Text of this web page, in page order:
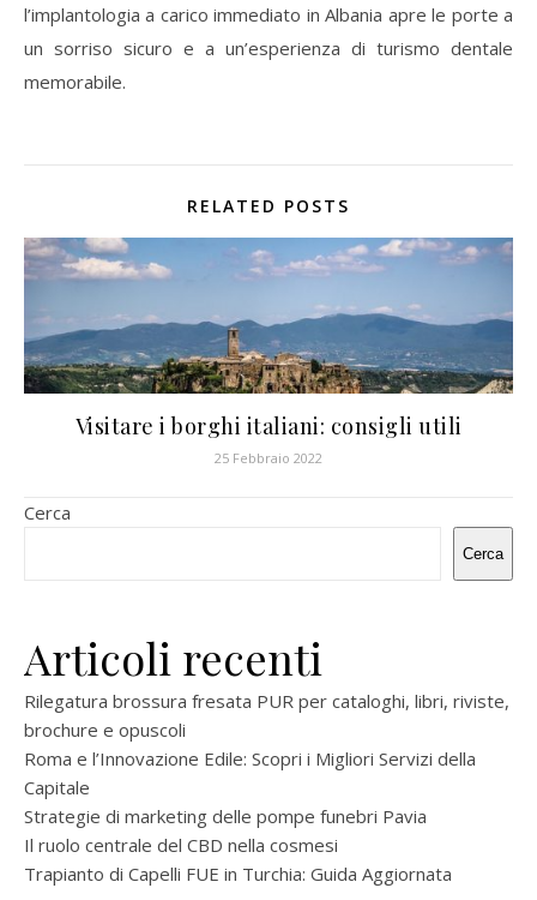
l’implantologia a carico immediato in Albania apre le porte a
un sorriso sicuro e a un’esperienza di turismo dentale
memorabile.
RELATED POSTS
Visitare i borghi italiani: consigli utili
25 Febbraio 2022
Cerca
Cerca
Articoli recenti
Rilegatura brossura fresata PUR per cataloghi, libri, riviste,
brochure e opuscoli
Roma e l’Innovazione Edile: Scopri i Migliori Servizi della
Capitale
Strategie di marketing delle pompe funebri Pavia
Il ruolo centrale del CBD nella cosmesi
Trapianto di Capelli FUE in Turchia: Guida Aggiornata